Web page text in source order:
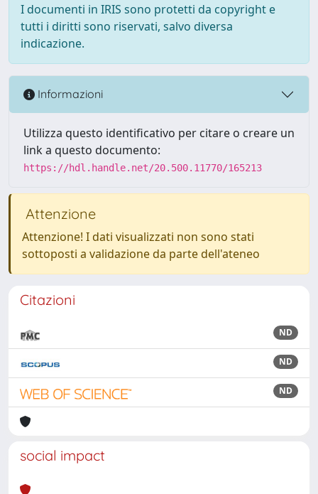
I documenti in IRIS sono protetti da copyright e
tutti i diritti sono riservati, salvo diversa
indicazione.
Informazioni
Utilizza questo identificativo per citare o creare un
link a questo documento:
https://hdl.handle.net/20.500.11770/165213
Attenzione
Attenzione! I dati visualizzati non sono stati
sottoposti a validazione da parte dell'ateneo
Citazioni
ND
ND
ND
social impact